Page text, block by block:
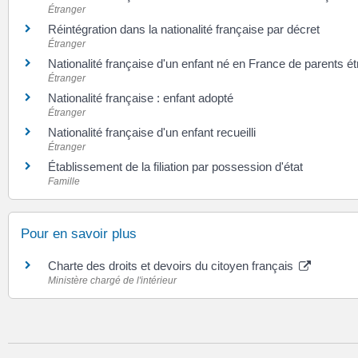
Étranger
Réintégration dans la nationalité française par décret
Étranger
Nationalité française d'un enfant né en France de parents
Étranger
Nationalité française : enfant adopté
Étranger
Nationalité française d'un enfant recueilli
Étranger
Établissement de la filiation par possession d'état
Famille
Pour en savoir plus
Charte des droits et devoirs du citoyen français
Ministère chargé de l'intérieur